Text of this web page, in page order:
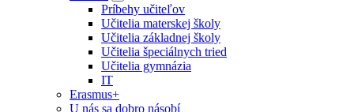
Príbehy učiteľov
Učitelia materskej školy
Učitelia základnej školy
Učitelia špeciálnych tried
Učitelia gymnázia
IT
Erasmus+
U nás sa dobro násobí